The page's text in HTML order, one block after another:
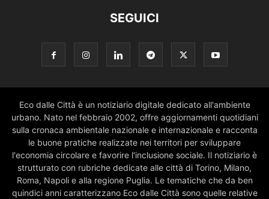
SEGUICI
Eco dalle Città è un notiziario digitale dedicato all'ambiente
urbano. Nato nel febbraio 2002, offre aggiornamenti quotidiani
sulla cronaca ambientale nazionale e internazionale e racconta
le buone pratiche realizzate nei territori per sviluppare
l'economia circolare e favorire l'inclusione sociale. Il notiziario è
strutturato con rubriche dedicate alle città di Torino, Milano,
Roma, Napoli e alla regione Puglia. Le tematiche che da ben
quindici anni caratterizzano Eco dalle Città sono quelle relative